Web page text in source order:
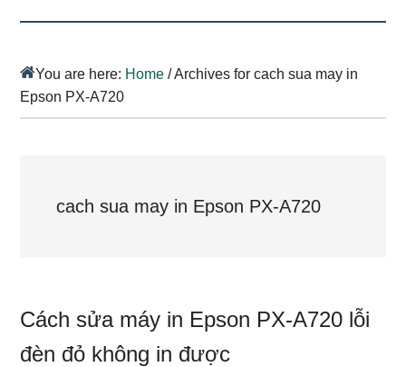
You are here: Home /Archives for cach sua may in
Epson PX-A720
cach sua may in Epson PX-A720
Cách sửa máy in Epson PX-A720 lỗi
đèn đỏ không in được